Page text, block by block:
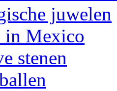
juwelen
in Mexico
stenen